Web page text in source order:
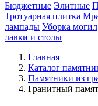
Бюджетные Элитные
Тротуарная плитка
лампады Уборка могил
лавки и столы
Главная
Каталог
Памятники из
Гранитный